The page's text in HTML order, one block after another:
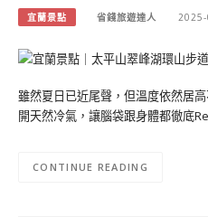
宜蘭景點 省錢旅遊達人
雖然夏日已近尾聲，但溫度依然居
開天然冷氣，讓腦袋跟身體都徹底
CONTINUE READING